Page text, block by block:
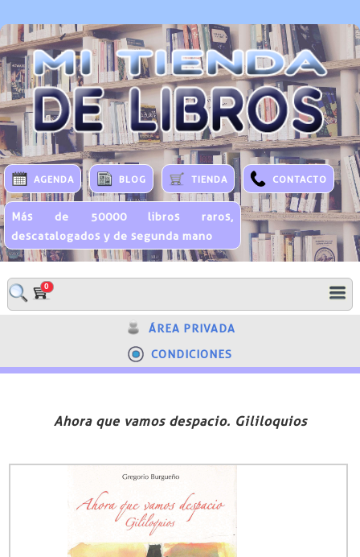
AGENDA BLOG TIENDA CONTACTO
Más de 50000 libros raros,
descatalogados y de segunda mano
0
ÁREA PRIVADA
CONDICIONES
Ahora que vamos despacio. Gililoquios